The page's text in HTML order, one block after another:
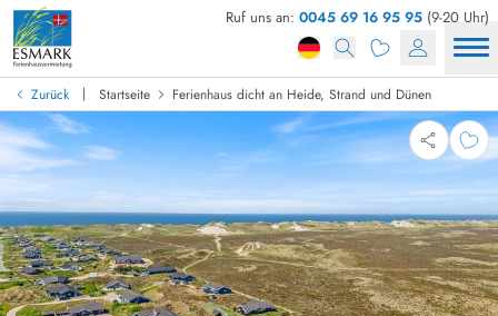
Ruf uns an: 0045 69 16 95 95 (9-20 Uhr)
Zurück | Startseite Ferienhaus dicht an Heide, Strand und Dünen